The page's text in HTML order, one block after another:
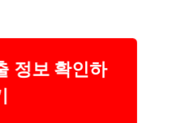
정보 확인하